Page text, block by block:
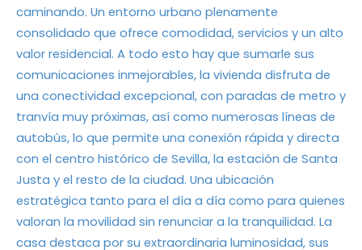
caminando. Un entorno urbano plenamente
consolidado que ofrece comodidad, servicios y un alto
valor residencial. A todo esto hay que sumarle sus
comunicaciones inmejorables, la vivienda disfruta de
una conectividad excepcional, con paradas de metro y
tranvía muy próximas, así como numerosas líneas de
autobús, lo que permite una conexión rápida y directa
con el centro histórico de Sevilla, la estación de Santa
Justa y el resto de la ciudad. Una ubicación
estratégica tanto para el día a día como para quienes
valoran la movilidad sin renunciar a la tranquilidad. La
casa destaca por su extraordinaria luminosidad, sus